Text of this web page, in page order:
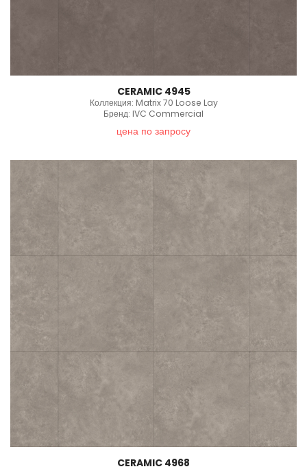
CERAMIC 4945
Коллекция: Matrix 70 Loose Lay
Бренд: IVC Commercial
цена по запросу
CERAMIC 4968